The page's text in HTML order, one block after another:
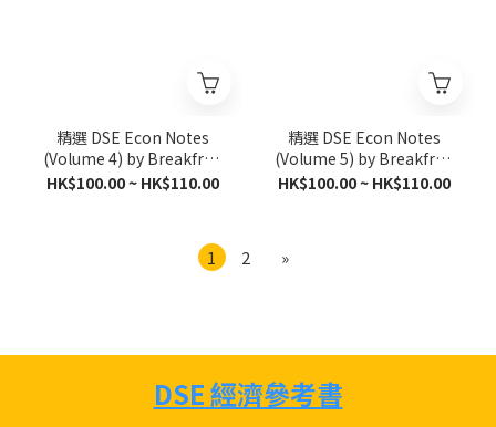
精選 DSE Econ Notes
(Volume 4) by Breakfree
Education
HK$100.00 ~ HK$110.00
精選 DSE Econ Notes
(Volume 5) by Breakfree
Education
HK$100.00 ~ HK$110.00
1 2 »
DSE 經濟參考書